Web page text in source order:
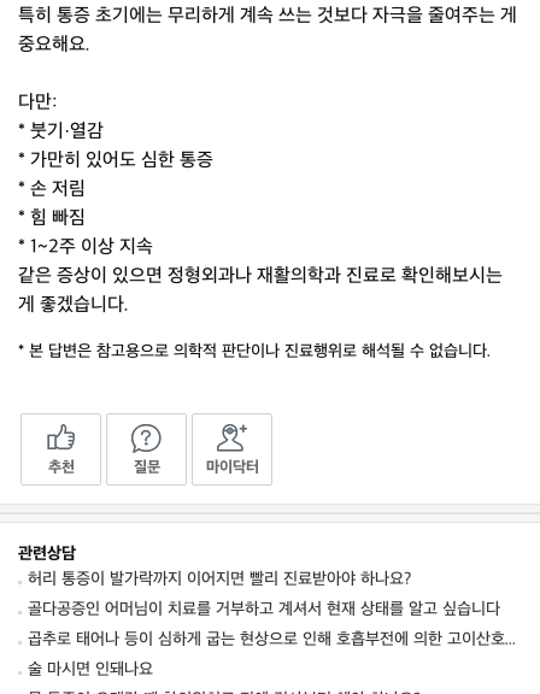
특히 통증 초기에는 무리하게 계속 쓰는 것보다 자극을 줄여주는 게
중요해요.
다만:
* 붓기·열감
* 가만히 있어도 심한 통증
* 손 저림
* 힘 빠짐
* 1~2주 이상 지속
같은 증상이 있으면 정형외과나 재활의학과 진료로 확인해보시는
게 좋겠습니다.
* 본 답변은 참고용으로 의학적 판단이나 진료행위로 해석될 수 없습니다.
추천 질문 마이닥터
관련상담
허리 통증이 발가락까지 이어지면 빨리 진료받아야 하나요?
골다공증인 어머님이 치료를 거부하고 계셔서 현재 상태를 알고 싶습니다
곱추로 태어나 등이 심하게 굽는 현상으로 인해 호흡부전에 의한 고이산호탄소혈증이 발생한다
술 마시면 인돼나요